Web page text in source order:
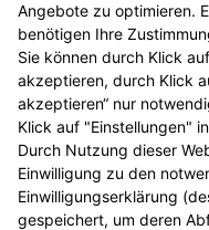
Mehr
Angebote zu optimieren.
benötigen Ihre
Sie können durch Klick
akzeptieren, durch Klick
akzeptieren“ nur
Klick auf "Einstellungen"
Durch Nutzung dieser
Einwilligung zu den
Einwilligungserklärung
gespeichert, um deren